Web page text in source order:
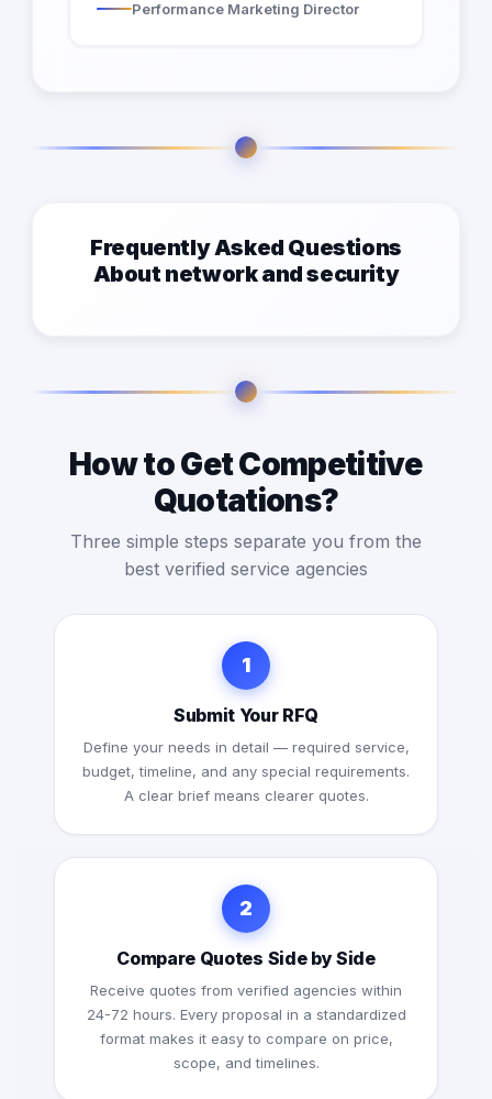
Performance Marketing Director
Frequently Asked Questions
About network and security
How to Get Competitive
Quotations?
Three simple steps separate you from the
best verified service agencies
1
Submit Your RFQ
Define your needs in detail — required service,
budget, timeline, and any special requirements.
A clear brief means clearer quotes.
2
Compare Quotes Side by Side
Receive quotes from verified agencies within
24-72 hours. Every proposal in a standardized
format makes it easy to compare on price,
scope, and timelines.